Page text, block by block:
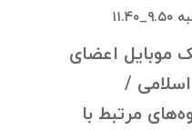
موبایل اعضای
اسلامی /
مرتبط با